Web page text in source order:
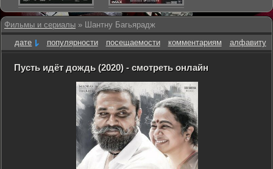
Фильмы и сериалы » Шантну Багьярадж
дате
популярности посещаемости комментариям алфавиту
Пусть идёт дождь (2020) - смотреть онлайн